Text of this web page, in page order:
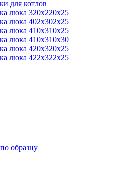
для котлов
люка 320x220x25
люка 402x302x25
люка 410x310x25
люка 410х310х30
люка 420x320x25
люка 422x322x25
образцу